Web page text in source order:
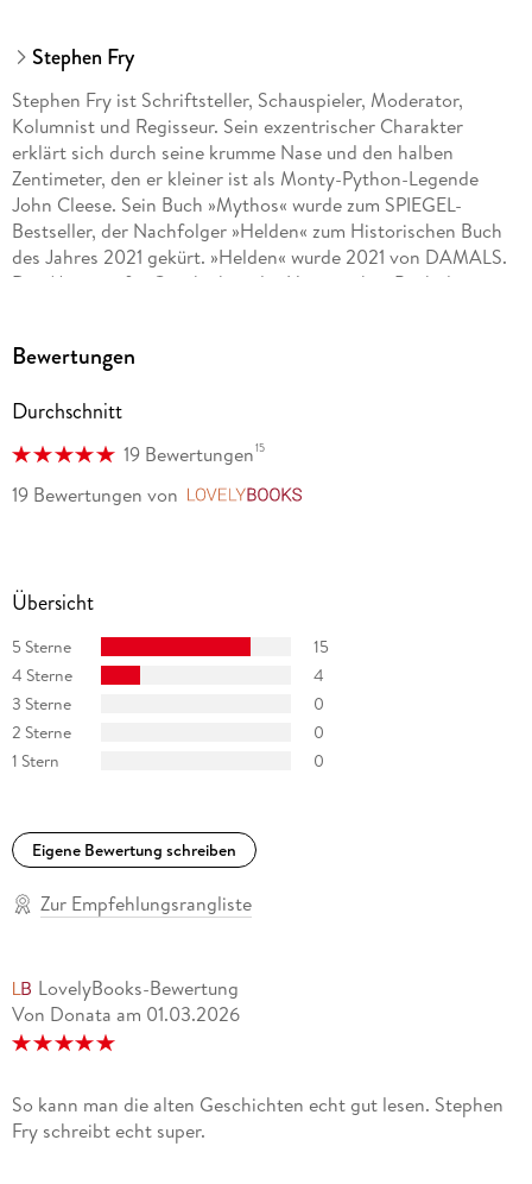
Stephen Fry
Stephen Fry ist Schriftsteller, Schauspieler, Moderator,
Kolumnist und Regisseur. Sein exzentrischer Charakter
erklärt sich durch seine krumme Nase und den halben
Zentimeter, den er kleiner ist als Monty-Python-Legende
John Cleese. Sein Buch »Mythos« wurde zum SPIEGEL-
Bestseller, der Nachfolger »Helden« zum Historischen Buch
des Jahres 2021 gekürt. »Helden« wurde 2021 von DAMALS.
Das Magazin für Geschichte als »Historisches Buch des
Bei Aufbau und im Aufbau Taschenbuch sind seine Romane
»Der Sterne Tennisbälle« lieferbar, ebenso »Paperweight.
Götter heute sagen«, »Helden. Die klassischen Sagen der
Antike neu erzählt«, »Troja. Von Göttern und Menschen,
Matthias Frings, 1953 in Aachen geboren, war Journalist und
Fernsehmoderator und lebt als Schriftsteller in Berlin. Er
studierte Anglistik, Germanistik und Linguistik und übertrug
u. a. Stephen Fry, Kate White sowie David MacNeal ins
Deutsche.
Bewertungen
Durchschnitt
19 Bewertungen15
19 Bewertungen von
Übersicht
5 Sterne
15
4 Sterne
4
3 Sterne
0
2 Sterne
0
1 Stern
0
Eigene Bewertung schreiben
Zur Empfehlungsrangliste
LovelyBooks-Bewertung
Von Donata am 01.03.2026
So kann man die alten Geschichten echt gut lesen. Stephen
Fry schreibt echt super.